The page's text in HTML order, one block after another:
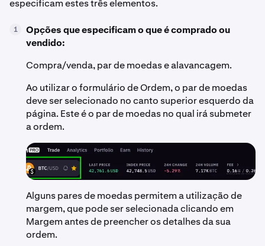
especificam estes três elementos.
1
Opções que especificam o que é comprado ou
vendido:
Compra/venda, par de moedas e alavancagem.
Ao utilizar o formulário de Ordem, o par de moedas
deve ser selecionado no canto superior esquerdo da
página. Este é o par de moedas no qual irá submeter
a ordem.
Alguns pares de moedas permitem a utilização de
margem, que pode ser selecionada clicando em
Margem antes de preencher os detalhes da sua
ordem.